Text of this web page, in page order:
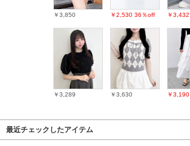
￥3,850 ￥2,530 36％off ￥3,432
￥3,289 ￥3,630 ￥3,190
最近チェックしたアイテム